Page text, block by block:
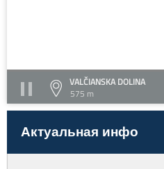
VALČIANSKA DOLINA
575 m
Актуальная инфо